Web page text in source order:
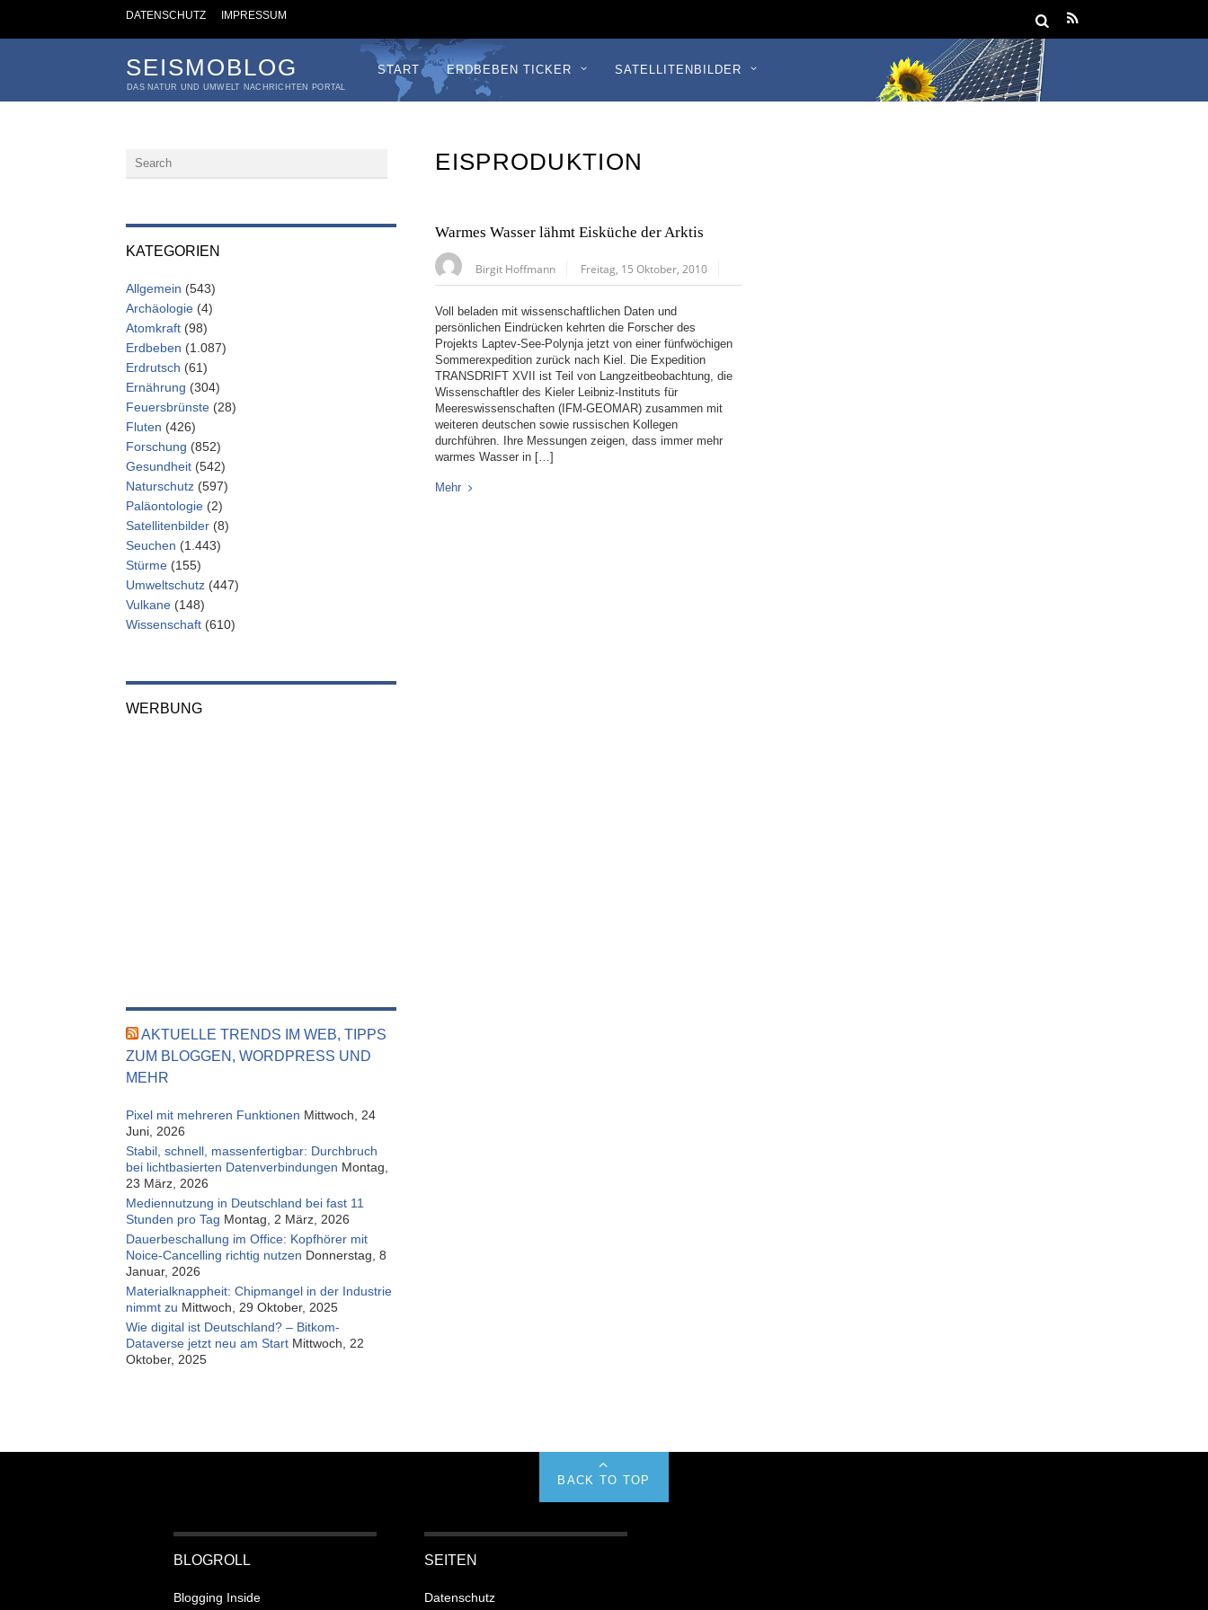
DATENSCHUTZ IMPRESSUM
SEISMOBLOG
DAS NATUR UND UMWELT NACHRICHTEN PORTAL
START ERDBEBEN TICKER SATELLITENBILDER
EISPRODUKTION
Warmes Wasser lähmt Eisküche der Arktis
Birgit Hoffmann Freitag, 15 Oktober, 2010
Voll beladen mit wissenschaftlichen Daten und
persönlichen Eindrücken kehrten die Forscher des
Projekts Laptev-See-Polynja jetzt von einer fünfwöchigen
Sommerexpedition zurück nach Kiel. Die Expedition
TRANSDRIFT XVII ist Teil von Langzeitbeobachtung, die
Wissenschaftler des Kieler Leibniz-Instituts für
Meereswissenschaften (IFM-GEOMAR) zusammen mit
weiteren deutschen sowie russischen Kollegen
durchführen. Ihre Messungen zeigen, dass immer mehr
warmes Wasser in […]
Mehr
KATEGORIEN
Allgemein (543)
Archäologie (4)
Atomkraft (98)
Erdbeben (1.087)
Erdrutsch (61)
Ernährung (304)
Feuersbrünste (28)
Fluten (426)
Forschung (852)
Gesundheit (542)
Naturschutz (597)
Paläontologie (2)
Satellitenbilder (8)
Seuchen (1.443)
Stürme (155)
Umweltschutz (447)
Vulkane (148)
Wissenschaft (610)
WERBUNG
AKTUELLE TRENDS IM WEB, TIPPS
ZUM BLOGGEN, WORDPRESS UND
MEHR
Pixel mit mehreren Funktionen Mittwoch, 24
Juni, 2026
Stabil, schnell, massenfertigbar: Durchbruch
bei lichtbasierten Datenverbindungen Montag,
23 März, 2026
Mediennutzung in Deutschland bei fast 11
Stunden pro Tag Montag, 2 März, 2026
Dauerbeschallung im Office: Kopfhörer mit
Noice-Cancelling richtig nutzen Donnerstag, 8
Januar, 2026
Materialknappheit: Chipmangel in der Industrie
nimmt zu Mittwoch, 29 Oktober, 2025
Wie digital ist Deutschland? – Bitkom-
Dataverse jetzt neu am Start Mittwoch, 22
Oktober, 2025
BACK TO TOP
BLOGROLL
Blogging Inside
SEITEN
Datenschutz